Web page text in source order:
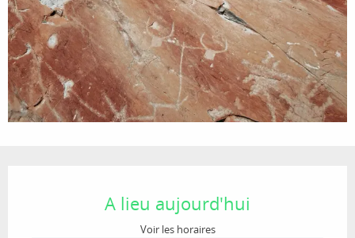
A lieu aujourd'hui
Voir les horaires